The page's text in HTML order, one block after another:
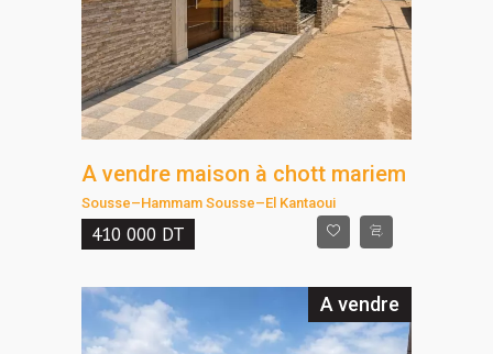
A vendre maison à chott mariem
Sousse–Hammam Sousse–El Kantaoui
410 000 DT
A vendre